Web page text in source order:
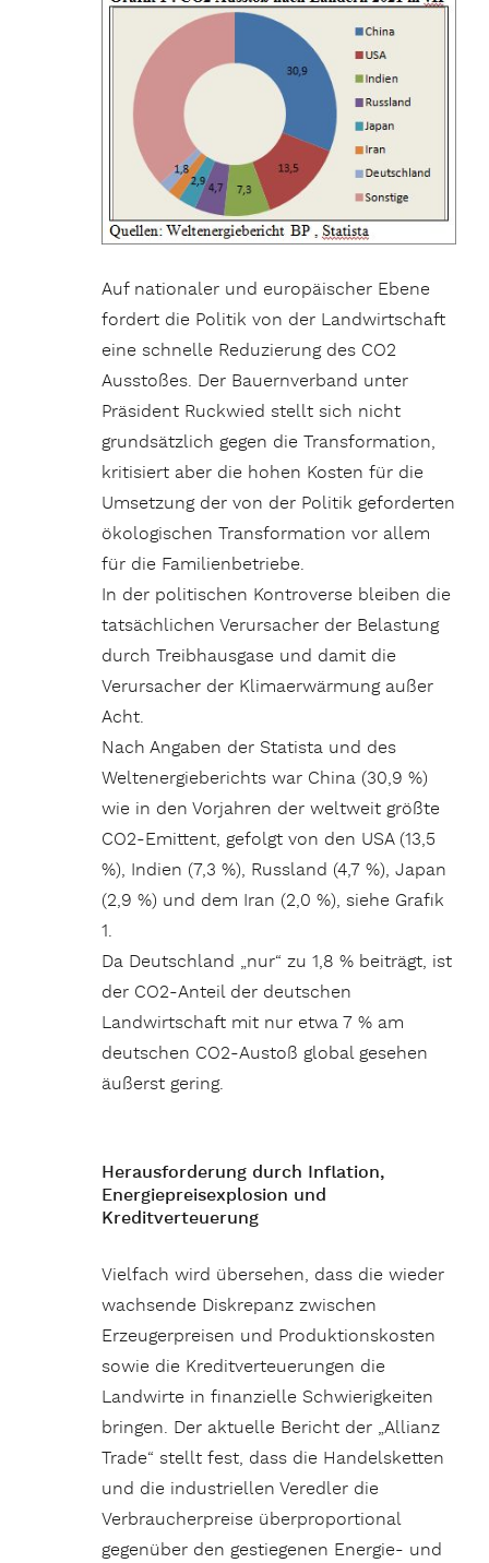
Auf nationaler und europäischer Ebene
fordert die Politik von der Landwirtschaft
eine schnelle Reduzierung des CO2
Ausstoßes. Der Bauernverband unter
Präsident Ruckwied stellt sich nicht
grundsätzlich gegen die Transformation,
kritisiert aber die hohen Kosten für die
Umsetzung der von der Politik geforderten
ökologischen Transformation vor allem
für die Familienbetriebe.
In der politischen Kontroverse bleiben die
tatsächlichen Verursacher der Belastung
durch Treibhausgase und damit die
Verursacher der Klimaerwärmung außer
Acht.
Nach Angaben der Statista und des
Weltenergieberichts war China (30,9 %)
wie in den Vorjahren der weltweit größte
CO2-Emittent, gefolgt von den USA (13,5
%), Indien (7,3 %), Russland (4,7 %), Japan
(2,9 %) und dem Iran (2,0 %), siehe Grafik
1.
Da Deutschland „nur“ zu 1,8 % beiträgt, ist
der CO2-Anteil der deutschen
Landwirtschaft mit nur etwa 7 % am
deutschen CO2-Austoß global gesehen
äußerst gering.
Herausforderung durch Inflation,
Energiepreisexplosion und
Kreditverteuerung
Vielfach wird übersehen, dass die wieder
wachsende Diskrepanz zwischen
Erzeugerpreisen und Produktionskosten
sowie die Kreditverteuerungen die
Landwirte in finanzielle Schwierigkeiten
bringen. Der aktuelle Bericht der „Allianz
Trade“ stellt fest, dass die Handelsketten
und die industriellen Veredler die
Verbraucherpreise überproportional
gegenüber den gestiegenen Energie- und